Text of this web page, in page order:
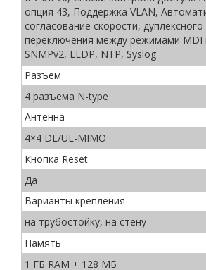
опция 43, Поддержка VLAN,
согласование скорости,
переключения между режимами MDI
SNMPv2, LLDP, NTP, Syslog
Разъем
4 разъема N-type
Антенна
4×4 DL/UL-MIMO
Кнопка Reset
Да
Варианты крепления
на трубостойку, на стену
Память
1 ГБ RAM + 128 МБ